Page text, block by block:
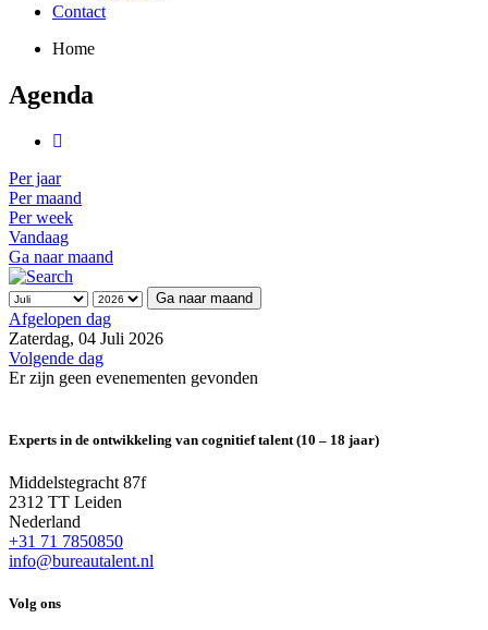
Contact
Home
Agenda
Per jaar
Per maand
Per week
Vandaag
Ga naar maand
Ga naar maand
Afgelopen dag
Zaterdag, 04 Juli 2026
Volgende dag
Er zijn geen evenementen gevonden
Experts in de ontwikkeling van cognitief talent (10 – 18 jaar)
Middelstegracht 87f
2312 TT Leiden
Nederland
+31 71 7850850
info@bureautalent.nl
Volg ons